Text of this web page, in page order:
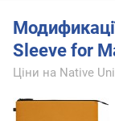
Sleeve for
Ціни на Native